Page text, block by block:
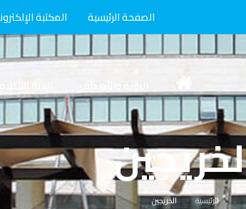
الصفحة الرئيسية المكتبة
الرئيسية الخريجين